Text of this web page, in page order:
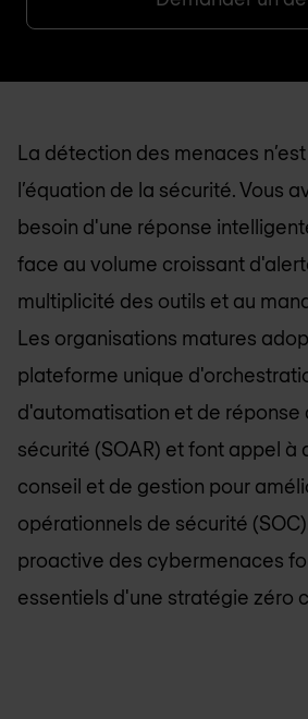
La détection des menaces
l’équation de la sécurité. Vous
besoin d'une réponse
face au volume croissant
multiplicité des outils et au
Les organisations matures
plateforme unique
d'automatisation et de réponse
sécurité (SOAR) et font appel à
conseil et de gestion pour
opérationnels de sécurité
proactive des cybermenaces
essentiels d'une stratégie zéro